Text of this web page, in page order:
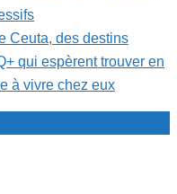
Ceuta, des destins
qui espèrent trouver en
à vivre chez eux